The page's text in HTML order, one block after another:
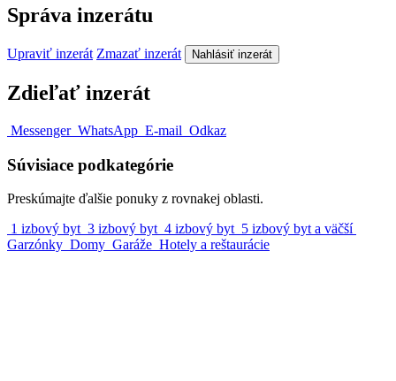
Správa inzerátu
Upraviť inzerát Zmazať inzerát Nahlásiť inzerát
Zdieľať inzerát
Messenger WhatsApp E-mail Odkaz
Súvisiace podkategórie
Preskúmajte ďalšie ponuky z rovnakej oblasti.
1 izbový byt 3 izbový byt 4 izbový byt 5 izbový byt a väčší
Garzónky Domy Garáže Hotely a reštaurácie